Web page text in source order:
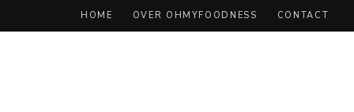
HOME OVER OHMYFOODNESS CONTACT